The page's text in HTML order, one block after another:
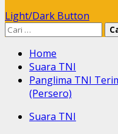
Light/Dark Button
Cari
Home
Suara TNI
Panglima TNI
(Persero)
Suara TNI